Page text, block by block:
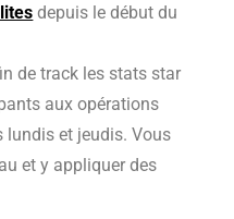
depuis le début du
de track les stats star
aux opérations
lundis et jeudis. Vous
et y appliquer des